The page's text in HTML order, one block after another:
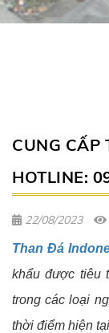
CUNG CẤP
HOTLINE:
22/08/2023
Than Đá
khẩu được tiêu
trong các loại
thời điểm hiện